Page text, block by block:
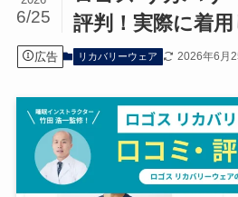
評判！実際に着
6/25
広告 リカバリーウェア 2026年6月